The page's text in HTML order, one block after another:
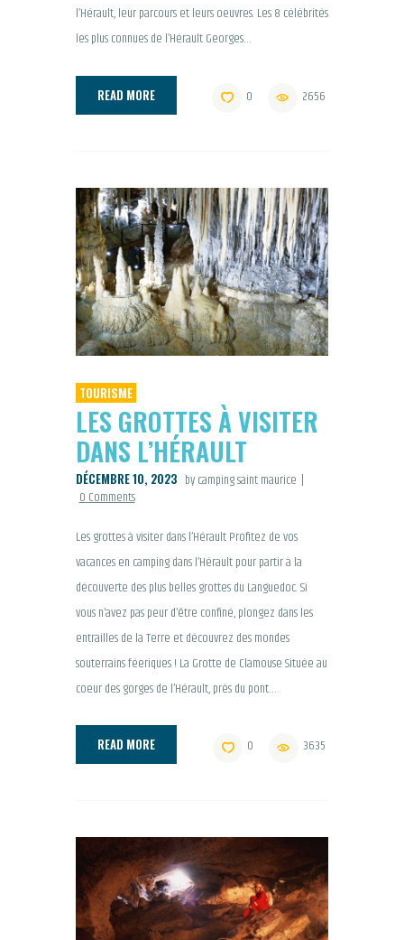
l’Hérault, leur parcours et leurs oeuvres. Les 8 célébrités
les plus connues de l’Hérault Georges…
READ MORE 0 2656
TOURISME
LES GROTTES À VISITER
DANS L’HÉRAULT
DÉCEMBRE 10, 2023 by camping saint maurice
0Comments
Les grottes à visiter dans l’Hérault Profitez de vos
vacances en camping dans l’Hérault pour partir à la
découverte des plus belles grottes du Languedoc. Si
vous n’avez pas peur d’être confiné, plongez dans les
entrailles de la Terre et découvrez des mondes
souterrains féeriques ! La Grotte de Clamouse Située au
coeur des gorges de l’Hérault, près du pont…
READ MORE 0 3635